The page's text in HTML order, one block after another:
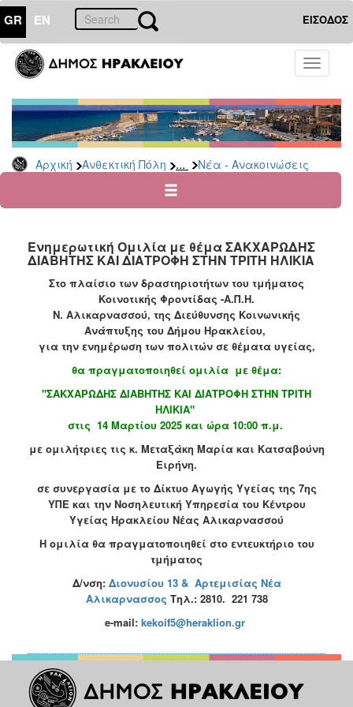
GR EN ΕΙΣΟΔΟΣ
Toggle
Αρχική Ανθεκτική Πόλη ... Νέα - Ανακοινώσεις
ΑΝΘΕΚΤΙΚΗ
ΠΟΛΗ
Κοινωνική
Πολιτική
Νέα
Ανακοινώσεις
για
Οικονομική
Αδυναμία
Φυσικές
Καταστροφές
Κέντρα
Κοινοτικής
Φροντίδας
(Κ.Α.Π.Η.)
Κέντρα
Δημιουργικής
Απασχόλησης
(Κ.Δ.Α.Π.)
Κέντρα
Ημερήσιας
Φροντίδας
Ηλικιωμένων
Κ.Δ.Α.Π.Α.μεΑ.
Αδειοδότηση
Βρεφονηπιακών
Σταθμών
Δημοτικό
Ενημερωτική Ομιλία με θέμα ΣΑΚΧΑΡΩΔΗΣ
ΔΙΑΒΗΤΗΣ ΚΑΙ ΔΙΑΤΡΟΦΗ ΣΤΗΝ ΤΡΙΤΗ ΗΛΙΚΙΑ
Στο πλαίσιο των δραστηριοτήτων του τμήματος
Κοινοτικής Φροντίδας -Α.Π.Η.
Ν. Αλικαρνασσού, της Διεύθυνσης Κοινωνικής
Ανάπτυξης του Δήμου Ηρακλείου,
για την ενημέρωση των πολιτών σε θέματα υγείας,
θα πραγματοποιηθεί ομιλία με θέμα:
"ΣΑΚΧΑΡΩΔΗΣ ΔΙΑΒΗΤΗΣ ΚΑΙ ΔΙΑΤΡΟΦΗ ΣΤΗΝ ΤΡΙΤΗ
ΗΛΙΚΙΑ"
στις 14 Μαρτίου 2025 και ώρα 10:00 π.μ.
με ομιλήτριες τις κ. Μεταξάκη Μαρία και Κατσαβούνη
Ειρήνη.
σε συνεργασία με το Δίκτυο Αγωγής Υγείας της 7ης
ΥΠΕ και την Νοσηλευτική Υπηρεσία του Κέντρου
Υγείας Ηρακλείου Νέας Αλικαρνασσού
Η ομιλία θα πραγματοποιηθεί στο εντευκτήριο του
τμήματος
Δ/νση: Διονυσίου 13 & Αρτεμισίας Νέα
Αλικαρνασσος Τηλ.: 2810. 221 738
e-mail: kekoif5@heraklion.gr